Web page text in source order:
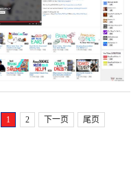
1 2 下一页 尾页